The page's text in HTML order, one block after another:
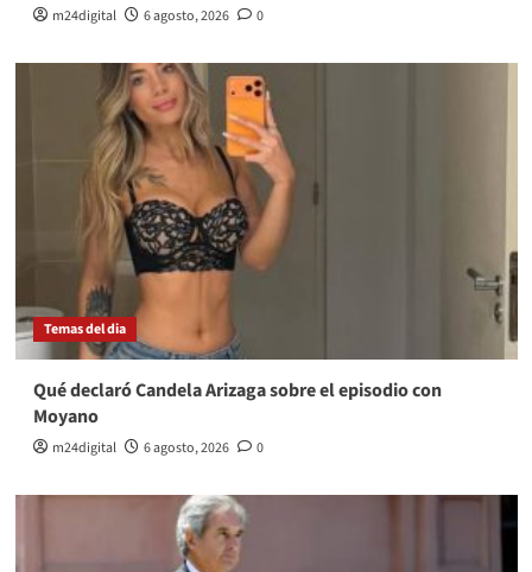
m24digital 6 agosto, 2026 0
Temas del dia
Qué declaró Candela Arizaga sobre el episodio con
Moyano
m24digital 6 agosto, 2026 0